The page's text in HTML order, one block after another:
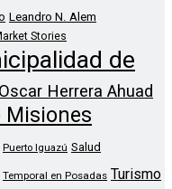
Leandro N. Alem
Stories
de
Oscar Herrera Ahuad
Misiones
Puerto Iguazú Salud
Temporal en Posadas Turismo